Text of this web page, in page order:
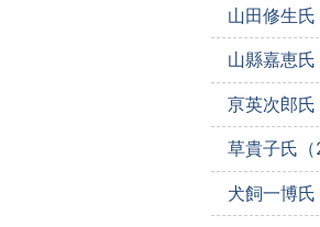
山田修生
山縣嘉恵
亰英次郎
草貴子氏
犬飼一博